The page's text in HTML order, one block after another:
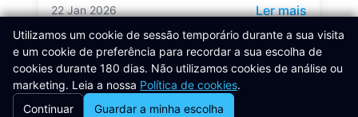
22 Jan 2026 Ler mais: De
Ver Todos os Artigos do Centro de
Conhecimento
Utilizamos um cookie de sessão temporário durante a sua visita
e um cookie de preferência para recordar a sua escolha de
cookies durante 180 dias. Não utilizamos cookies de análise ou
marketing. Leia a nossa Política de cookies.
Continuar
Guardar a minha escolha